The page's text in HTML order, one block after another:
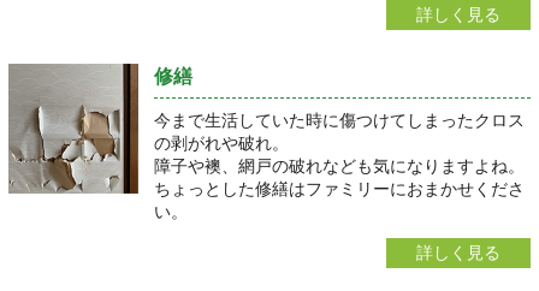
詳しく見る
修繕
今まで生活していた時に傷つけてしまったクロス
の剥がれや破れ。
障子や襖、網戸の破れなども気になりますよね。
ちょっとした修繕はファミリーにおまかせくださ
い。
詳しく見る